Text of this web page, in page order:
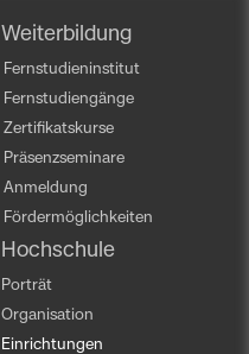
Weiterbildung
Fernstudieninstitut
Fernstudiengänge
Zertifikatskurse
Präsenzseminare
Anmeldung
Fördermöglichkeiten
Hochschule
Porträt
Organisation
Einrichtungen